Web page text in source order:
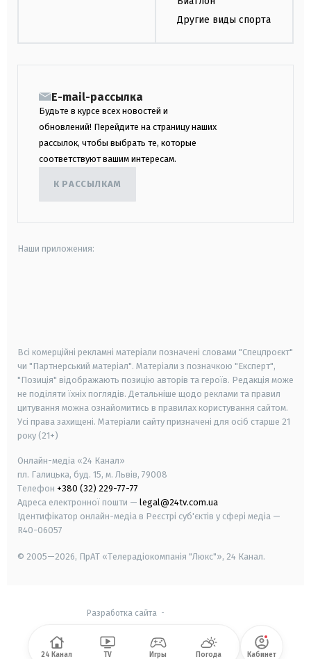
Другие виды спорта
E-mail-рассылка
Будьте в курсе всех новостей и
обновлений! Перейдите на страницу наших
рассылок, чтобы выбрать те, которые
соответствуют вашим интересам.
К РАССЫЛКАМ
Наши приложения:
Всі комерційні рекламні матеріали позначені словами "Спецпроєкт"
чи "Партнерський матеріал". Матеріали з позначкою "Експерт",
"Позиція" відображають позицію авторів та героїв. Редакція може
не поділяти їхніх поглядів. Детальніше щодо реклами та правил
цитування можна ознайомитись в правилах користування сайтом.
Усі права захищені. Матеріали сайту призначені для осіб старше 21
року (21+)
Онлайн-медіа «24 Канал»
пл. Галицька, буд. 15, м. Львів, 79008
Телефон +380 (32) 229-77-77
Адреса електронної пошти — legal@24tv.com.ua
Ідентифікатор онлайн-медіа в Реєстрі суб'єктів у сфері медіа —
R40-06057
© 2005—2026, ПрАТ «Телерадіокомпанія "Люкс"», 24 Канал.
Разработка сайта -
24 Канал TV Игры Погода Кабинет